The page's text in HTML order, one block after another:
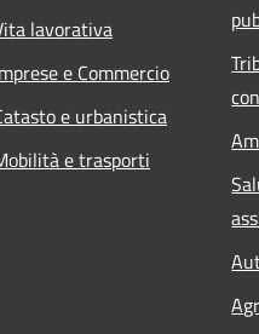
lavorativa
e Commercio
e urbanistica
e trasporti